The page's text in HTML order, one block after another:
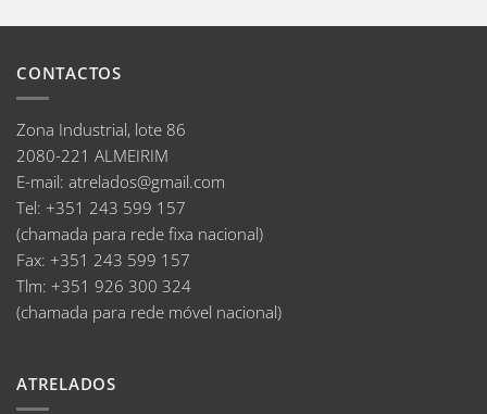
CONTACTOS
Zona Industrial, lote 86
2080-221 ALMEIRIM
E-mail: atrelados@gmail.com
Tel: +351 243 599 157
(chamada para rede fixa nacional)
Fax: +351 243 599 157
Tlm: +351 926 300 324
(chamada para rede móvel nacional)
ATRELADOS